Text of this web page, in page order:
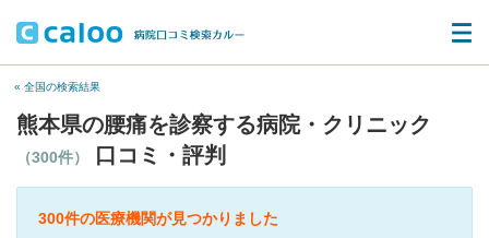
« 全国の検索結果
熊本県の腰痛を診察する病院・クリニック
（300件） 口コミ・評判
300件の医療機関が見つかりました